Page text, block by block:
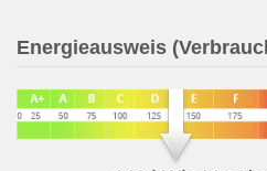
Energieausweis